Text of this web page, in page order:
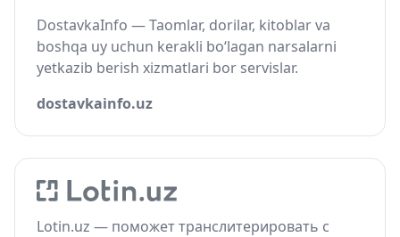
DostavkaInfo — Taomlar, dorilar, kitoblar va
boshqa uy uchun kerakli bo‘lagan narsalarni
yetkazib berish xizmatlari bor servislar.
dostavkainfo.uz
Lotin.uz — поможет транслитерировать с